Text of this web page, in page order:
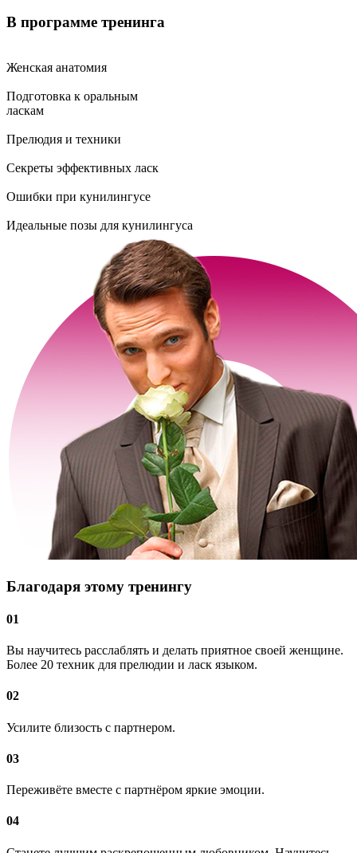
В программе тренинга
Женская анатомия
Подготовка к оральным
ласкам
Прелюдия и техники
Секреты эффективных ласк
Ошибки при кунилингусе
Идеальные позы для кунилингуса
Благодаря этому тренингу
01
Вы научитесь расслаблять и делать приятное своей женщине.
Более 20 техник для прелюдии и ласк языком.
02
Усилите близость с партнером.
03
Переживёте вместе с партнёром яркие эмоции.
04